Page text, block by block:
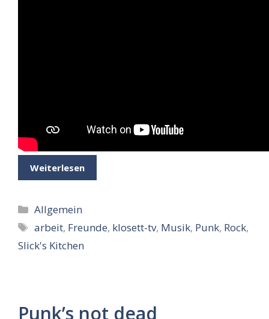
Weiterlesen
Kategorien
Allgemein
Schlagwörter
arbeit, Freunde, klosett-tv, Musik, Punk, Rock,
Slick's Kitchen
Punk’s not dead